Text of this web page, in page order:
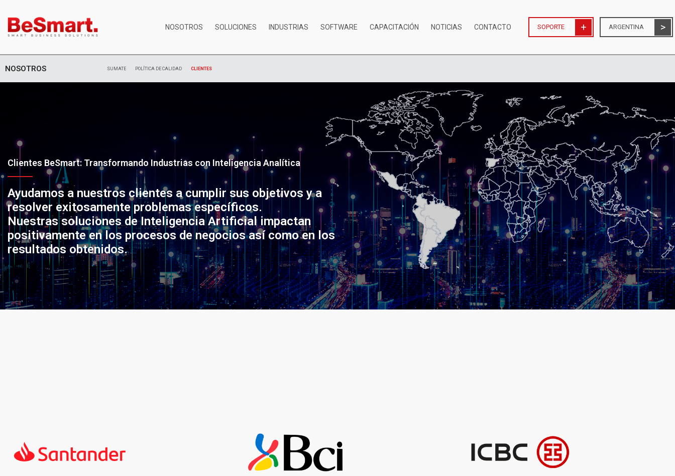
NOSOTROS SOLUCIONES INDUSTRIAS SOFTWARE CAPACITACIÓN NOTICIAS CONTACTO SOPORTE ARGENTINA
NOSOTROS SUMATE POLÍTICA DE CALIDAD CLIENTES
Clientes BeSmart: Transformando Industrias con Inteligencia Analítica
Ayudamos a nuestros clientes a cumplir sus objetivos y a
resolver exitosamente problemas específicos.
Nuestras soluciones de Inteligencia Artificial impactan
positivamente en los procesos de negocios así como en los
resultados obtenidos.